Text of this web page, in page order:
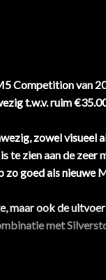
Competition van
t.w.v. ruim
zowel visueel
te zien aan de
goed als
maar ook de
met